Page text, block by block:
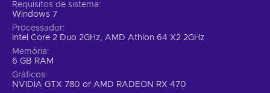
Requisitos de sistema
Windows 7
Processador
Intel Core 2 Duo 2GHz, AMD Athlon 64 X2 2GHz
Memória
6 GB RAM
Gráficos
NVIDIA GTX 780 or AMD RADEON RX 470